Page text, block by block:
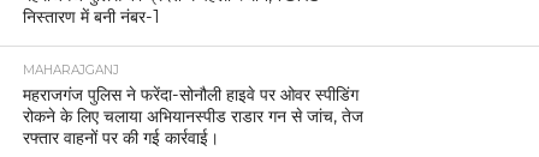
निस्तारण में बनी नंबर-1
MAHARAJGANJ
महराजगंज पुलिस ने फरेंदा-सोनौली हाइवे पर ओवर स्पीडिंग
रोकने के लिए चलाया अभियानस्पीड राडार गन से जांच, तेज
रफ्तार वाहनों पर की गई कार्रवाई।